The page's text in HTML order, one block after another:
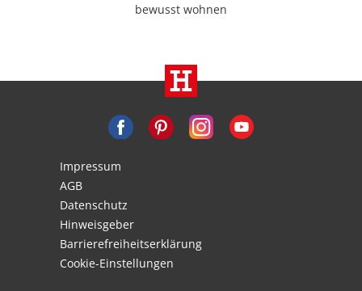
bewusst wohnen
Impressum
AGB
Datenschutz
Hinweisgeber
Barrierefreiheitserklärung
Cookie-Einstellungen